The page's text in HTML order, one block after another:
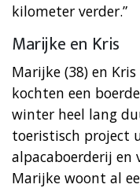
kilometer verder.”
Marijke en Kris
Marijke (38) en
kochten een
winter heel lang
toeristisch project
alpacaboerderij
Marijke woont al